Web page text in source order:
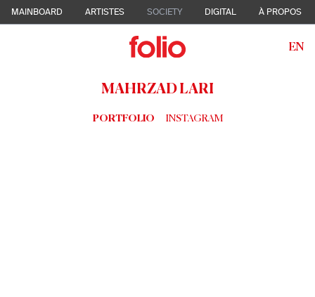
MAINBOARD ARTISTES SOCIETY DIGITAL À PROPOS
EN
MAHRZAD LARI
PORTFOLIO INSTAGRAM